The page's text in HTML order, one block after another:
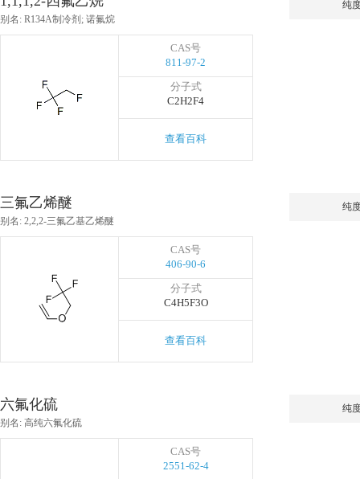
别名: R134A制冷剂; 诺氟烷
CAS号
811-97-2
分子式
C2H2F4
查看百科
纯
三氟乙烯醚
别名: 2,2,2-三氟乙基乙烯醚
CAS号
406-90-6
分子式
C4H5F3O
查看百科
纯
六氟化硫
别名: 高纯六氟化硫
CAS号
2551-62-4
纯